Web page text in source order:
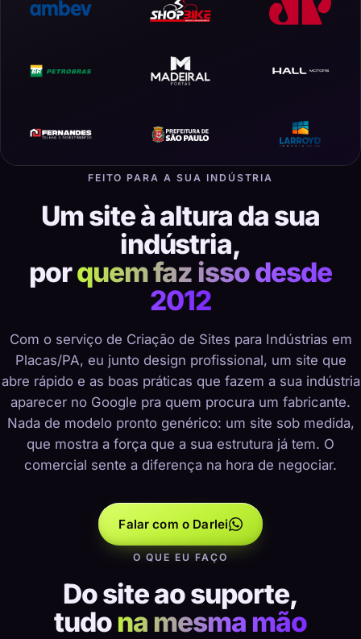
FEITO PARA A SUA INDÚSTRIA
Um site à altura da sua
indústria,
porquem faz isso desde
2012
Com o serviço de Criação de Sites para Indústrias em
Placas/PA, eu junto design profissional, um site que
abre rápido e as boas práticas que fazem a sua indústria
aparecer no Google pra quem procura um fabricante.
Nada de modelo pronto genérico: um site sob medida,
que mostra a força que a sua estrutura já tem. O
comercial sente a diferença na hora de negociar.
Falar com o Darlei
O QUE EU FAÇO
Do site ao suporte,
tudona mesma mão